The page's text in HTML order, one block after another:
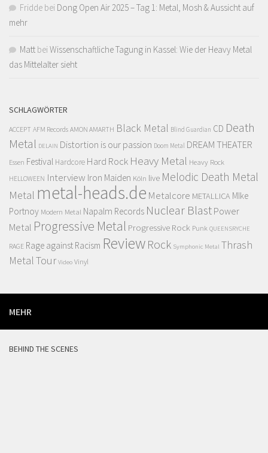
Fridde bei Dong Open Air 2025 – Tag 1: Metal, Mosh & Aussicht auf
mehr
Matt bei Wissenschaftliche Tagung in Kassel: Wie der Heavy Metal
das Mittelalter sieht
SCHLAGWÖRTER
ACCEPT AFM Records AMON AMARTH Black Metal Blind Guardian CD Death
Metal DELAIN Distortion is our passion Doom Metal DREAM THEATER
Essen Festival Hardcore Hard Rock Heavy Metal Heavy Rock
HELLOWEEN Interview Iron Maiden Köln live Melodic Death Metal
Metal metal-heads.de Metalcore METALLICA MIke
Portnoy Modern Metal Napalm Records Nuclear Blast Power
Metal Progressive Metal Progressive Rock Punk QUEENSRYCHE
RAGE Rage against Racism Review Rock Symphonic Metal Thrash
MetalTour Video Vinyl
MEHR
BEHIND THE SCENES